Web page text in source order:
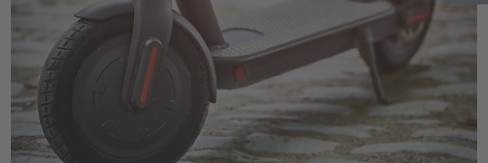
AI & Digital Trust